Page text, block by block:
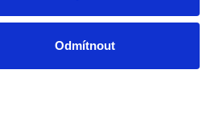
Odmítnout